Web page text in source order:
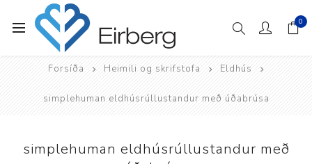
0
Forsíða Heimili og skrifstofa Eldhús
simplehuman eldhúsrúllustandur með úðabrúsa
simplehuman eldhúsrúllustandur með